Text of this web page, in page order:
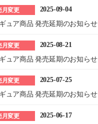
月変更
2025-09-04
ュア商品 発売延期のお知らせ
月変更
2025-08-21
ュア商品 発売延期のお知らせ
月変更
2025-07-25
ュア商品 発売延期のお知らせ
月変更
2025-06-17